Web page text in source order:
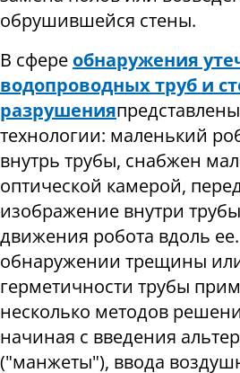
обрушившейся стены.
В сфере обнаружения
водопроводных труб и
разрушения
технологии: маленький
внутрь трубы, снабжен
оптической камерой,
изображение внутри
движения робота вдоль
обнаружении трещины
герметичности трубы
несколько методов
начиная с введения
("манжеты"), ввода